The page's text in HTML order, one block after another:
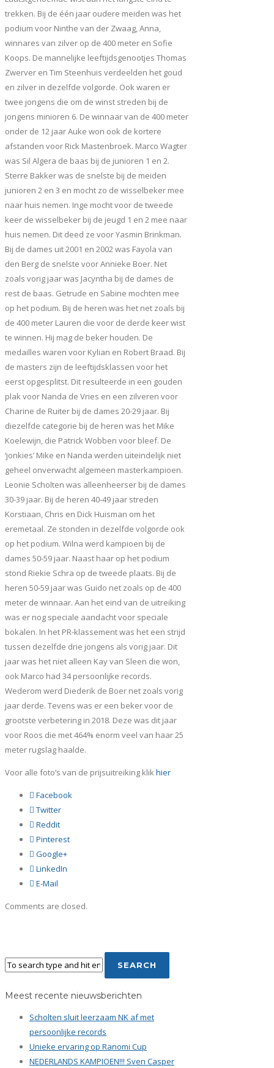
trekken. Bij de één jaar oudere meiden was het
podium voor Ninthe van der Zwaag, Anna,
winnares van zilver op de 400 meter en Sofie
Koops. De mannelijke leeftijdsgenootjes Thomas
Zwerver en Tim Steenhuis verdeelden het goud
en zilver in dezelfde volgorde. Ook waren er
twee jongens die om de winst streden bij de
jongens minioren 6. De winnaar van de 400 meter
onder de 12 jaar Auke won ook de kortere
afstanden voor Rick Mastenbroek. Marco Wagter
was Sil Algera de baas bij de junioren 1 en 2.
Sterre Bakker was de snelste bij de meiden
junioren 2 en 3 en mocht zo de wisselbeker mee
naar huis nemen. Inge mocht voor de tweede
keer de wisselbeker bij de jeugd 1 en 2 mee naar
huis nemen. Dit deed ze voor Yasmin Brinkman.
Bij de dames uit 2001 en 2002 was Fayola van
den Berg de snelste voor Annieke Boer. Net
zoals vorig jaar was Jacyntha bij de dames de
rest de baas. Getrude en Sabine mochten mee
op het podium. Bij de heren was het net zoals bij
de 400 meter Lauren die voor de derde keer wist
te winnen. Hij mag de beker houden. De
medailles waren voor Kylian en Robert Braad. Bij
de masters zijn de leeftijdsklassen voor het
eerst opgesplitst. Dit resulteerde in een gouden
plak voor Nanda de Vries en een zilveren voor
Charine de Ruiter bij de dames 20-29 jaar. Bij
diezelfde categorie bij de heren was het Mike
Koelewijn, die Patrick Wobben voor bleef. De
‘jonkies’ Mike en Nanda werden uiteindelijk niet
geheel onverwacht algemeen masterkampioen.
Leonie Scholten was alleenheerser bij de dames
30-39 jaar. Bij de heren 40-49 jaar streden
Korstiaan, Chris en Dick Huisman om het
eremetaal. Ze stonden in dezelfde volgorde ook
op het podium. Wilna werd kampioen bij de
dames 50-59 jaar. Naast haar op het podium
stond Riekie Schra op de tweede plaats. Bij de
heren 50-59 jaar was Guido net zoals op de 400
meter de winnaar. Aan het eind van de uitreiking
was er nog speciale aandacht voor speciale
bokalen. In het PR-klassement was het een strijd
tussen dezelfde drie jongens als vorig jaar. Dit
jaar was het niet alleen Kay van Sleen die won,
ook Marco had 34 persoonlijke records.
Wederom werd Diederik de Boer net zoals vorig
jaar derde. Tevens was er een beker voor de
grootste verbetering in 2018. Deze was dit jaar
voor Roos die met 464% enorm veel van haar 25
meter rugslag haalde.
Voor alle foto’s van de prijsuitreiking klikhier
Facebook
Twitter
Reddit
Pinterest
Google+
LinkedIn
E-Mail
Comments are closed.
Meest recente nieuwsberichten
Scholten sluit leerzaam NK af met
persoonlijke records
Unieke ervaring op Ranomi Cup
NEDERLANDS KAMPIOEN!!! Sven Casper